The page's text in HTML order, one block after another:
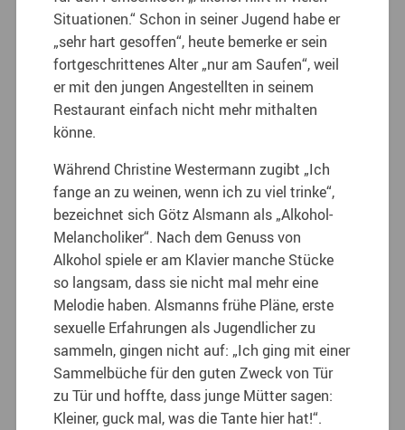
Situationen.“ Schon in seiner Jugend habe er
„sehr hart gesoffen“, heute bemerke er sein
fortgeschrittenes Alter „nur am Saufen“, weil
er mit den jungen Angestellten in seinem
Restaurant einfach nicht mehr mithalten
könne.
Während Christine Westermann zugibt „Ich
fange an zu weinen, wenn ich zu viel trinke“,
bezeichnet sich Götz Alsmann als „Alkohol-
Melancholiker“. Nach dem Genuss von
Alkohol spiele er am Klavier manche Stücke
so langsam, dass sie nicht mal mehr eine
Melodie haben. Alsmanns frühe Pläne, erste
sexuelle Erfahrungen als Jugendlicher zu
sammeln, gingen nicht auf: „Ich ging mit einer
Sammelbüche für den guten Zweck von Tür
zu Tür und hoffte, dass junge Mütter sagen:
Kleiner, guck mal, was die Tante hier hat!“.